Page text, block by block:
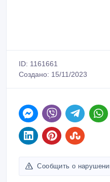
ID: 1161661
Создано: 15/11/2023
Сообщить о нарушении